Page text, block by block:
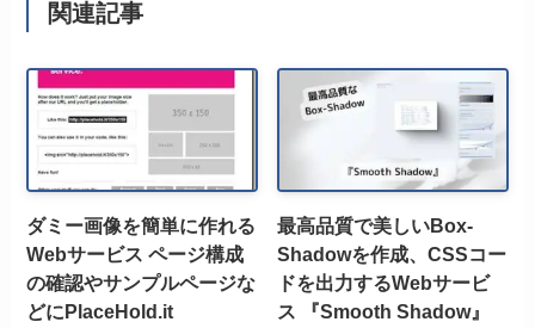
関連記事
ダミー画像を簡単に作れる
Webサービス ページ構成
の確認やサンプルページな
どにPlaceHold.it
最高品質で美しいBox-
Shadowを作成、CSSコー
ドを出力するWebサービ
ス 『Smooth Shadow』